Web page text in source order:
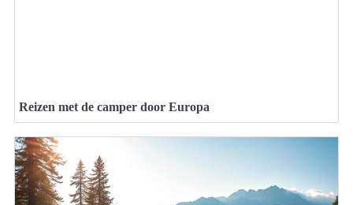
Reizen met de camper door Europa